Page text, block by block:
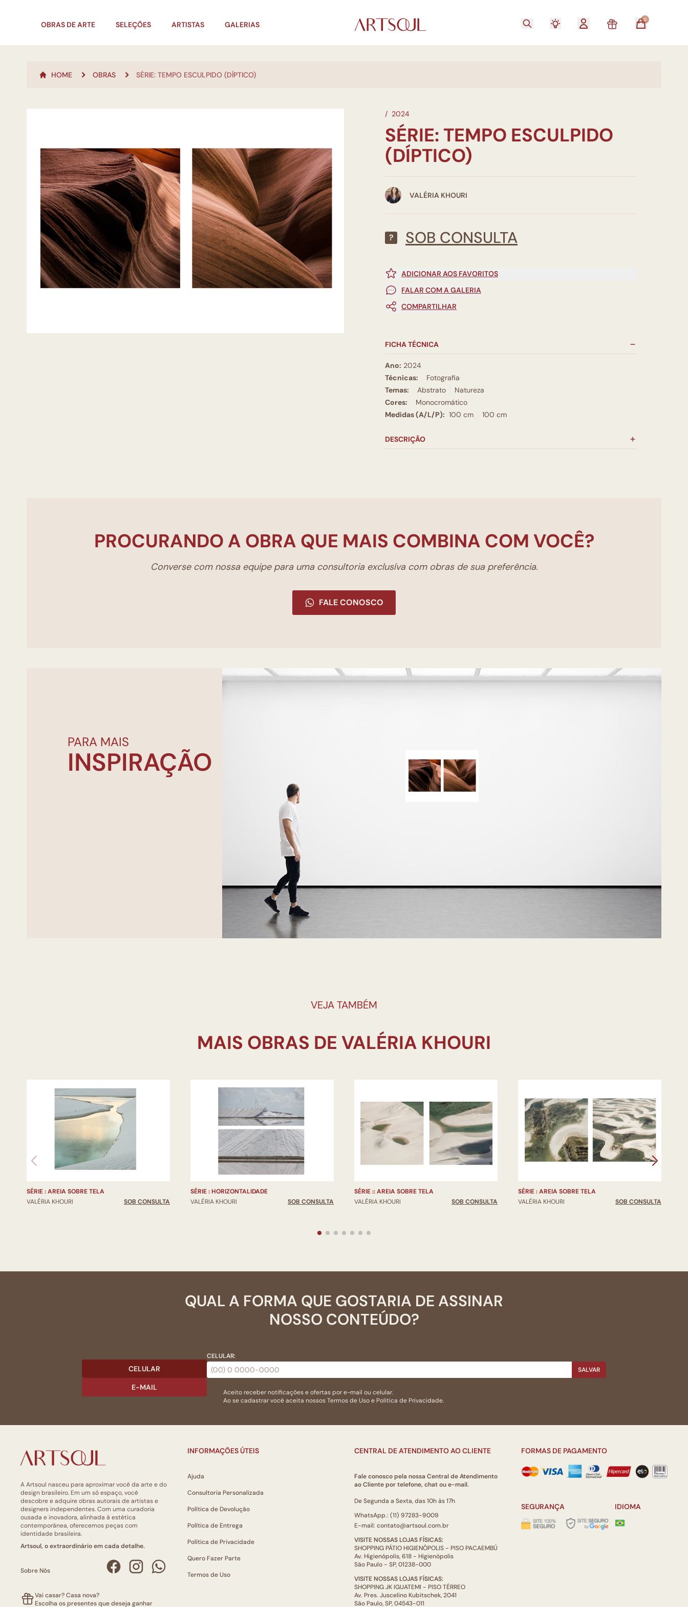
OBRAS DE ARTE SELEÇÕES ARTISTAS GALERIAS
0
HOME OBRAS SÉRIE: TEMPO ESCULPIDO (DÍPTICO)
/ 2024
SÉRIE: TEMPO ESCULPIDO
(DÍPTICO)
VALÉRIA KHOURI
? SOB CONSULTA
ADICIONAR AOS FAVORITOS
FALAR COM A GALERIA
COMPARTILHAR
FICHA TÉCNICA
Ano: 2024
Técnicas:
Fotografia
Temas:
Abstrato
Natureza
Cores:
Monocromático
Medidas (A/L/P): 100 cm 100 cm
DESCRIÇÃO
PROCURANDO A OBRA QUE MAIS COMBINA COM VOCÊ?
Converse com nossa equipe para uma consultoria exclusíva com obras de sua preferência.
FALE CONOSCO
PARA MAIS
INSPIRAÇÃO
VEJA TAMBÉM
SÉRIE : AREIA SOBRE TELA
VALÉRIA KHOURI
SOB CONSULTA
SÉRIE : HORIZONTALIDADE
VALÉRIA KHOURI
SOB CONSULTA
SÉRIE :: AREIA SOBRE TELA
VALÉRIA KHOURI
SOB CONSULTA
SÉRIE : AREIA SOBRE TELA
VALÉRIA KHOURI
SOB CONSULTA
QUAL A FORMA QUE GOSTARIA DE ASSINAR
NOSSO CONTEÚDO?
CELULAR
E-MAIL
CELULAR:
SALVAR
Aceito receber notificações e ofertas por e-mail ou celular.
Ao se cadastrar você aceita nossosTermos de Usoe Politica de Privacidade.
A Artsoul nasceu para aproximar você da arte e do
design brasileiro. Em um só espaço, você
descobre e adquire obras autorais de artistas e
designers independentes. Com uma curadoria
ousada e inovadora, alinhada à estética
contemporânea, oferecemos peças com
identidade brasileira.
Artsoul, o extraordinário em cada detalhe.
Sobre Nós
Vai casar? Casa nova?
Escolha os presentes que deseja ganhar
INFORMAÇÕES ÚTEIS
Ajuda
Consultoria Personalizada
Política de Devolução
Política de Entrega
Política de Privacidade
Quero Fazer Parte
Termos de Uso
CENTRAL DE ATENDIMENTO AO CLIENTE
Fale conosco pela nossa Central de Atendimento
ao Cliente por telefone, chat ou e-mail.
De Segunda a Sexta, das 10h às 17h
WhatsApp.: (11) 97283-9009
E-mail: contato@artsoul.com.br
VISITE NOSSAS LOJAS FÍSICAS:
SHOPPING PÁTIO HIGIENÓPOLIS - PISO PACAEMBÚ
Av. Higienópolis, 618 - Higienópolis
São Paulo - SP, 01238-000
VISITE NOSSAS LOJAS FÍSICAS:
SHOPPING JK IGUATEMI - PISO TÉRREO
Av. Pres. Juscelino Kubitschek, 2041
São Paulo, SP, 04543-011
FORMAS DE PAGAMENTO
SEGURANÇA IDIOMA